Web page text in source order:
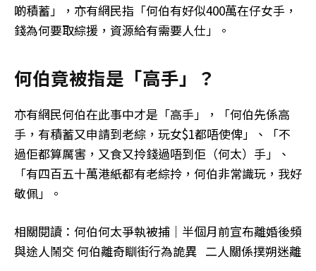
啲積蓄」，亦有網民指「何伯有好似400萬在仔女手，
錢為何要取綜援，資源給有需要人仕」。
何伯竟被指是「高手」？
亦有網民何伯在此事中才是「高手」，「何伯先係高
手，有積蓄又申請到老綜，玩女$1都唔使俾」、「不
過佢都算厲害，又食又拎錢過唔到佢（何太）手」、
「有四百五十萬港紙都有老綜拎，何伯非常識玩，我好
敬佩」。
相關閱讀：何伯何太爭執被捕｜半個月前宣布離婚後頻
與途人鬧交 何伯離奇瞓街行為詭異 二人關係撲朔迷離